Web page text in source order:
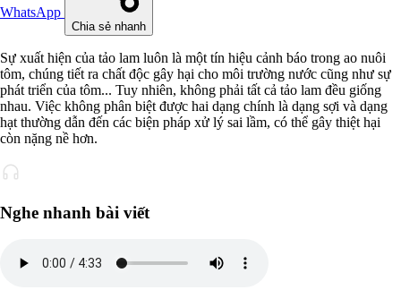
WhatsApp
Chia sẻ nhanh
Sự xuất hiện của tảo lam luôn là một tín hiệu cảnh báo trong ao nuôi
tôm, chúng tiết ra chất độc gây hại cho môi trường nước cũng như sự
phát triển của tôm... Tuy nhiên, không phải tất cả tảo lam đều giống
nhau. Việc không phân biệt được hai dạng chính là dạng sợi và dạng
hạt thường dẫn đến các biện pháp xử lý sai lầm, có thể gây thiệt hại
còn nặng nề hơn.
Nghe nhanh bài viết